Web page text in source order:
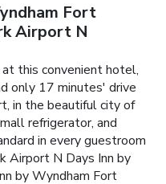
Fort
Airport N
this convenient hotel,
only 17 minutes' drive
in the beautiful city of
refrigerator, and
in every guestroom
Airport N Days Inn by
by Wyndham Fort